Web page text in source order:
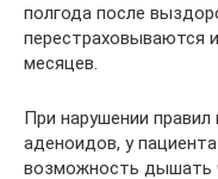
полгода после
перестраховываются
месяцев.
При нарушении
аденоидов, у
возможность дышать